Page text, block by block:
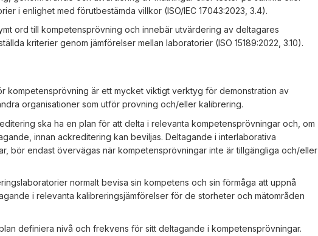
i enlighet med förutbestämda villkor (ISO/IEC 17043:2023, 3.4).
ord till kompetensprövning och innebär utvärdering av deltagares
kriterier genom jämförelser mellan laboratorier (ISO 15189:2022, 3.10).
kompetensprövning är ett mycket viktigt verktyg för demonstration av
organisationer som utför provning och/eller kalibrering.
ska ha en plan för att delta i relevanta kompetensprövningar och, om
innan ackreditering kan beviljas. Deltagande i interlaborativa
bör endast övervägas när kompetensprövningar inte är tillgängliga och/eller
normalt bevisa sin kompetens och sin förmåga att uppnå
i relevanta kalibreringsjämförelser för de storheter och mätområden
definiera nivå och frekvens för sitt deltagande i kompetensprövningar.